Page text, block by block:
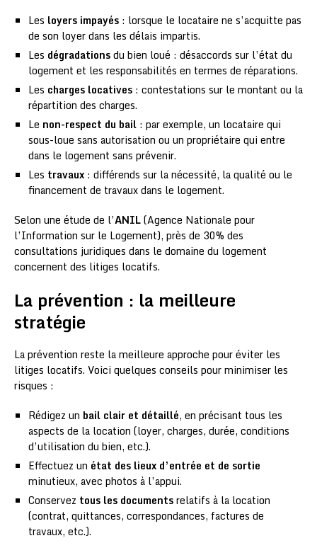
Les loyers impayés : lorsque le locataire ne s’acquitte pas
de son loyer dans les délais impartis.
Les dégradationsdu bien loué : désaccords sur l’état du
logement et les responsabilités en termes de réparations.
Les charges locatives : contestations sur le montant ou la
répartition des charges.
Le non-respect du bail : par exemple, un locataire qui
sous-loue sans autorisation ou un propriétaire qui entre
dans le logement sans prévenir.
Les travaux : différends sur la nécessité, la qualité ou le
financement de travaux dans le logement.
Selon une étude de l’ANIL(Agence Nationale pour
l’Information sur le Logement), près de 30% des
consultations juridiques dans le domaine du logement
concernent des litiges locatifs.
La prévention : la meilleure
stratégie
La prévention reste la meilleure approche pour éviter les
litiges locatifs. Voici quelques conseils pour minimiser les
risques :
Rédigez un bail clair et détaillé, en précisant tous les
aspects de la location (loyer, charges, durée, conditions
d’utilisation du bien, etc.).
Effectuez un état des lieux d’entrée et de sortie
minutieux, avec photos à l’appui.
Conservez tous les documentsrelatifs à la location
(contrat, quittances, correspondances, factures de
travaux, etc.).